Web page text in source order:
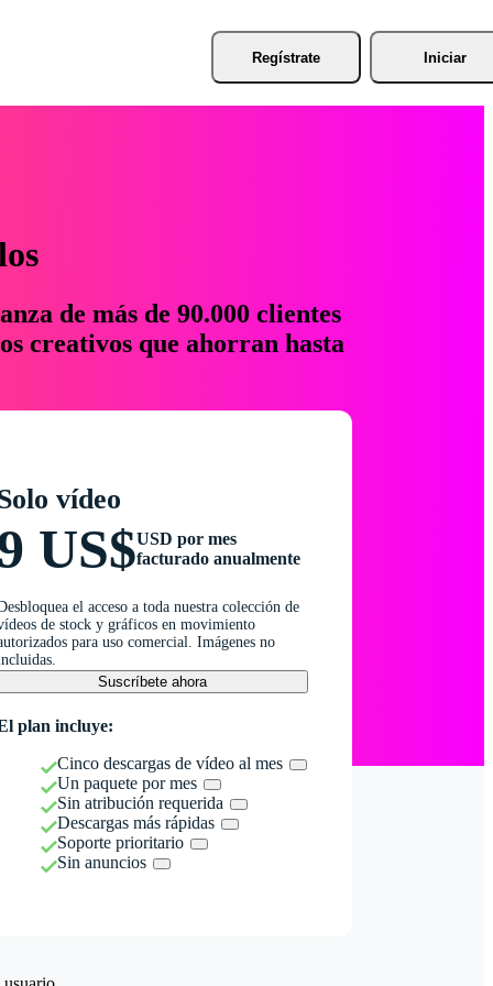
Regístrate Iniciar
de más de 90.000 clientes
creativos que ahorran hasta
vídeo
US$USD por mes
facturado anualmente
el acceso a toda nuestra colección de
de stock y gráficos en movimiento
para uso comercial. Imágenes no
Suscríbete ahora
plan incluye:
Cinco descargas de vídeo al mes
Un paquete por mes
Sin atribución requerida
Descargas más rápidas
Soporte prioritario
Sin anuncios